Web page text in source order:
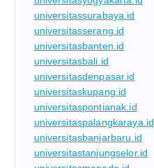
universitassurabaya.id
universitasserang.id
universitasbanten.id
universitasbali.id
universitasdenpasar.id
universitaskupang.id
universitaspontianak.id
universitaspalangkaraya.id
universitasbanjarbaru.id
universitastanjungselor.id